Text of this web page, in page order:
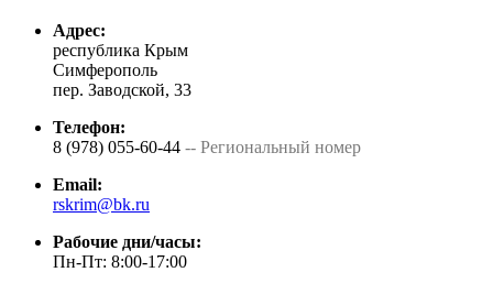
Адрес:
республика Крым
Симферополь
пер. Заводской, 33
Телефон:
8 (978) 055-60-44 -- Региональный номер
Email:
rskrim@bk.ru
Рабочие дни/часы:
Пн-Пт: 8:00-17:00